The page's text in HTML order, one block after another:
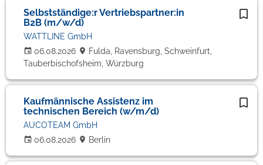
Selbstständige:r Vertriebspartner:in
B2B (m/w/d)
06.08.2026
WATTLINE GmbH
Fulda, Ravensburg, Schweinfurt,
Tauberbischofsheim, Würzburg
Kaufmännische Assistenz im
technischen Bereich (w/m/d)
06.08.2026
AUCOTEAM GmbH
Berlin